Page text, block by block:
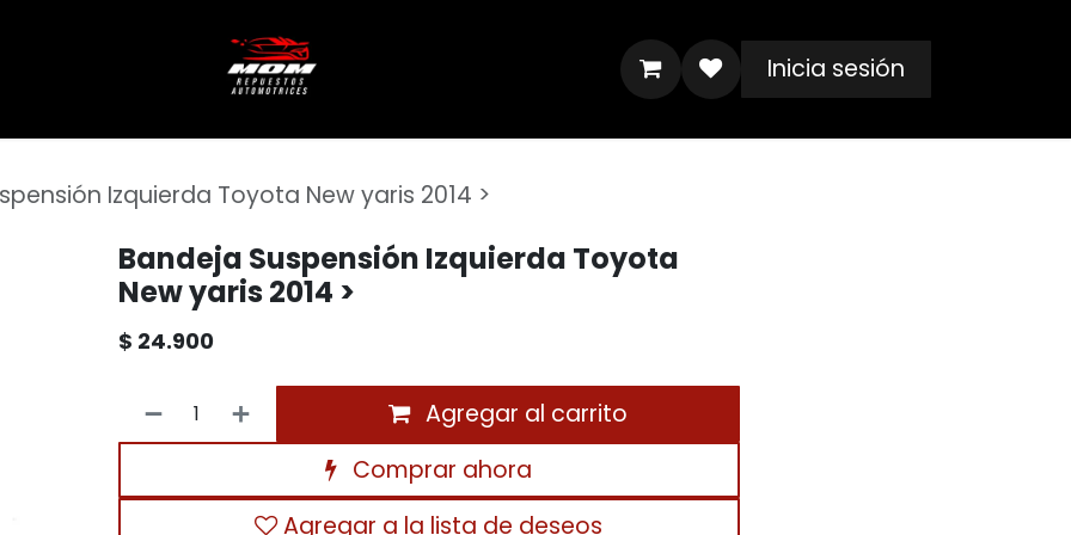
Inicia sesión
Izquierda Toyota New yaris 2014 >
Bandeja Suspensión Izquierda Toyota
New yaris 2014 >
$ 24.900
Agregar al carrito
Comprar ahora
Agregar a la lista de deseos